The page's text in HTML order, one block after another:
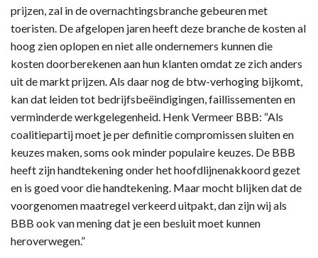
prijzen, zal in de overnachtingsbranche gebeuren met
toeristen. De afgelopen jaren heeft deze branche de kosten al
hoog zien oplopen en niet alle ondernemers kunnen die
kosten doorberekenen aan hun klanten omdat ze zich anders
uit de markt prijzen. Als daar nog de btw-verhoging bijkomt,
kan dat leiden tot bedrijfsbeëindigingen, faillissementen en
verminderde werkgelegenheid. Henk Vermeer BBB: “Als
coalitiepartij moet je per definitie compromissen sluiten en
keuzes maken, soms ook minder populaire keuzes. De BBB
heeft zijn handtekening onder het hoofdlijnenakkoord gezet
en is goed voor die handtekening. Maar mocht blijken dat de
voorgenomen maatregel verkeerd uitpakt, dan zijn wij als
BBB ook van mening dat je een besluit moet kunnen
heroverwegen.”